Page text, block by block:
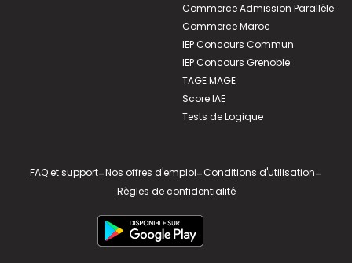
Commerce Admission Parallèle
Commerce Maroc
IEP Concours Commun
IEP Concours Grenoble
TAGE MAGE
Score IAE
Tests de Logique
FAQ et support-Nos offres d'emploi-Conditions d'utilisation-
Règles de confidentialité